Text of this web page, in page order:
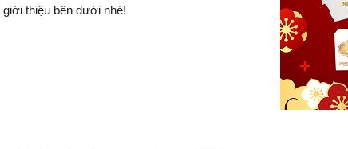
thiệu bên dưới nhé!